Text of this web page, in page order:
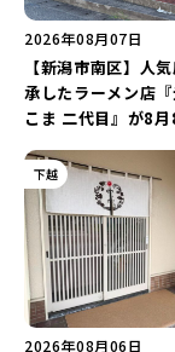
2026年08月07日
【新潟市南区】人
承したラーメン店
こま 二代目』が8
た「麻婆麺」を復刻
下越
2026年08月06日